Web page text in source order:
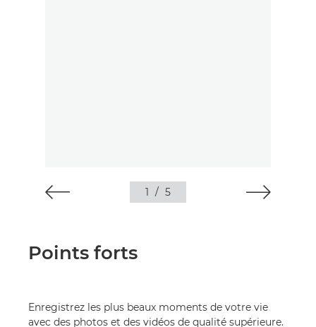
1 / 5
Points forts
Enregistrez les plus beaux moments de votre vie
avec des photos et des vidéos de qualité supérieure.